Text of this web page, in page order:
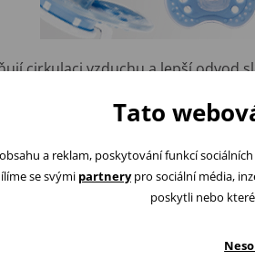
cirkulaci vzduchu a lepší odvod
Tato
a reklam, poskytování funkcí
se svými partnerypro sociální média,
poskytli nebo